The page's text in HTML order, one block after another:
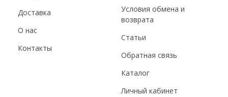
Доставка
О нас
Контакты
Условия обмена и
возврата
Статьи
Обратная связь
Каталог
Личный кабинет